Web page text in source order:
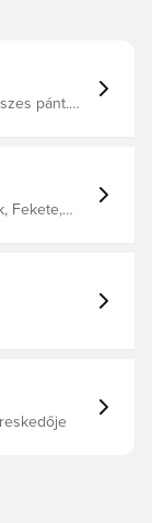
pánt.
Fekete,